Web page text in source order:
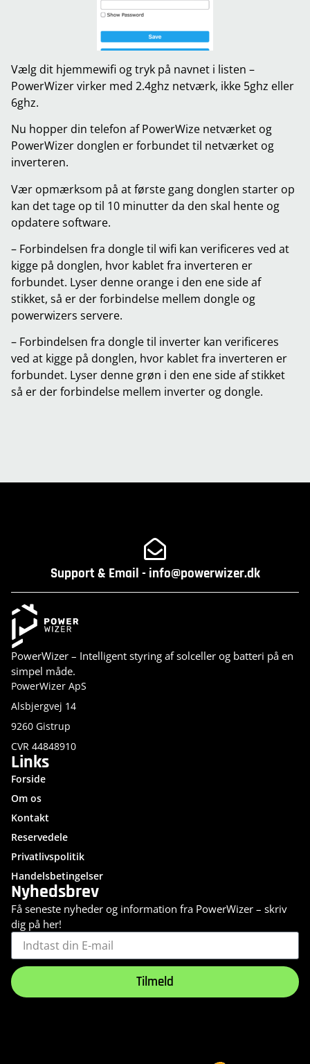
Vælg dit hjemmewifi og tryk på navnet i listen –
PowerWizer virker med 2.4ghz netværk, ikke 5ghz eller
6ghz.
Nu hopper din telefon af PowerWize netværket og
PowerWizer donglen er forbundet til netværket og
inverteren.
Vær opmærksom på at første gang donglen starter op
kan det tage op til 10 minutter da den skal hente og
opdatere software.
– Forbindelsen fra dongle til wifi kan verificeres ved at
kigge på donglen, hvor kablet fra inverteren er
forbundet. Lyser denne orange i den ene side af
stikket, så er der forbindelse mellem dongle og
powerwizers servere.
– Forbindelsen fra dongle til inverter kan verificeres
ved at kigge på donglen, hvor kablet fra inverteren er
forbundet. Lyser denne grøn i den ene side af stikket
så er der forbindelse mellem inverter og dongle.
Support & Email - info@powerwizer.dk
PowerWizer – Intelligent styring af solceller og batteri på en
simpel måde.
PowerWizer ApS
Alsbjergvej 14
9260 Gistrup
CVR 44848910
Links
Forside
Om os
Kontakt
Reservedele
Privatlivspolitik
Handelsbetingelser
Nyhedsbrev
Få seneste nyheder og information fra PowerWizer – skriv
dig på her!
Tilmeld